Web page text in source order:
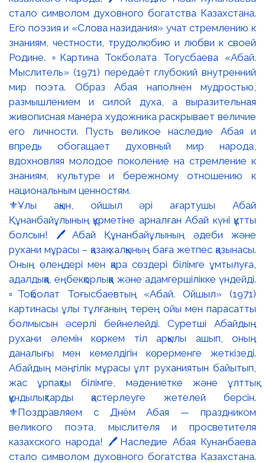
⚜️Ұлы ақын, ойшыл әрі ағартушы Абай
Құнанбайұлының құрметіне арналған Абай күні құтты
болсын! 🖊️Абай Құнанбайұлының әдеби және
рухани мұрасы – қазақ халқының баға жетпес қазынасы.
Оның өлеңдері мен қара сөздері білімге ұмтылуға,
адалдыққа, еңбекқорлыққа және адамгершілікке үндейді.
▫️Тоқболат Тоғысбаевтың «Абай. Ойшыл» (1971)
картинасы ұлы тұлғаның терең ойы мен парасатты
болмысын әсерлі бейнелейді. Суретші Абайдың
рухани әлемін көркем тіл арқылы ашып, оның
даналығы мен кемелдігін көрерменге жеткізеді.
Абайдың мәңгілік мұрасы ұлт руханиятын байытып,
жас ұрпақты білімге, мәдениетке және ұлттық
құндылықтарды қастерлеуге жетелей берсін.
⚜️Поздравляем с Днём Абая — праздником
великого поэта, мыслителя и просветителя
казахского народа! 🖊️Наследие Абая Кунанбаева
стало символом духовного богатства Казахстана.